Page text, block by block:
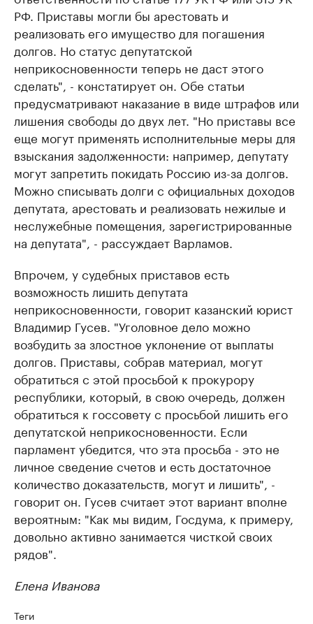
РФ. Приставы могли бы арестовать и
реализовать его имущество для погашения
долгов. Но статус депутатской
неприкосновенности теперь не даст этого
сделать", - констатирует он. Обе статьи
предусматривают наказание в виде штрафов или
лишения свободы до двух лет. "Но приставы все
еще могут применять исполнительные меры для
взыскания задолженности: например, депутату
могут запретить покидать Россию из-за долгов.
Можно списывать долги с официальных доходов
депутата, арестовать и реализовать нежилые и
неслужебные помещения, зарегистрированные
на депутата", - рассуждает Варламов.
Впрочем, у судебных приставов есть
возможность лишить депутата
неприкосновенности, говорит казанский юрист
Владимир Гусев. "Уголовное дело можно
возбудить за злостное уклонение от выплаты
долгов. Приставы, собрав материал, могут
обратиться с этой просьбой к прокурору
республики, который, в свою очередь, должен
обратиться к госсовету с просьбой лишить его
депутатской неприкосновенности. Если
парламент убедится, что эта просьба - это не
личное сведение счетов и есть достаточное
количество доказательств, могут и лишить", -
говорит он. Гусев считает этот вариант вполне
вероятным: "Как мы видим, Госдума, к примеру,
довольно активно занимается чисткой своих
рядов".
Елена Иванова
Теги